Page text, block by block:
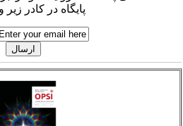
پایگاه در کادر زیر